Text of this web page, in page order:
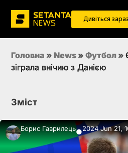
Дивіться зараз
Головна » News » Футбол »
зіграла внічию з Данією
Зміст
Борис Гаврилець●2024 Jun 21,